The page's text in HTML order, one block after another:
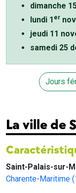
dimanche
lundi 1 er
jeudi 11
samedi 25
Jours
La ville de
Saint-Palais-sur-
Charente-Maritime